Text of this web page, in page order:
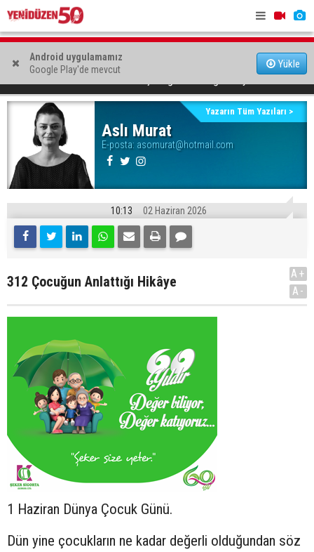
Android uygulamamız
Google Play'de mevcut
Yükle
LTB’den Surlariçi Çocuk Festivali
KTOEÖS: “Okullarda PDR ve özel eğitim ihtiyaçları
görmezden geliniyor”
Bazı
Aslı Murat
E-posta: asomurat@hotmail.com
Yazarın Tüm Yazıları >
10:13 02 Haziran 2026
312 Çocuğun Anlattığı Hikâye
A+
A-
1 Haziran Dünya Çocuk Günü.
Dün yine çocukların ne kadar değerli olduğundan söz